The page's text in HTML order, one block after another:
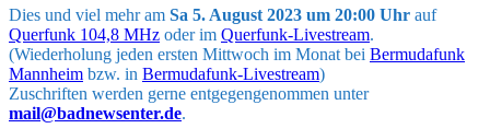
Dies und viel mehr am Sa 5. August 2023 um 20:00 Uhr auf
Querfunk 104,8 MHz oder im Querfunk-Livestream.
(Wiederholung jeden ersten Mittwoch im Monat bei Bermudafunk
Mannheim bzw. in Bermudafunk-Livestream)
Zuschriften werden gerne entgegengenommen unter
mail@badnewsenter.de.